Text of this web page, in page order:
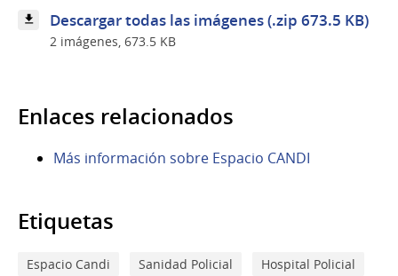
Descargar todas las imágenes (.zip 673.5 KB)
2 imágenes, 673.5 KB
Enlaces relacionados
Más información sobre Espacio CANDI
Etiquetas
Espacio Candi Sanidad Policial Hospital Policial